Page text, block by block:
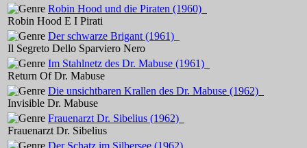
Robin Hood und die Piraten (1960)
Robin Hood E I Pirati
Der schwarze Brigant (1961)
Il Segreto Dello Sparviero Nero
Im Stahlnetz des Dr. Mabuse (1961)
Return Of Dr. Mabuse
Die unsichtbaren Krallen des Dr. Mabuse (1962)
Invisible Dr. Mabuse
Frauenarzt Dr. Sibelius (1962)
Frauenarzt Dr. Sibelius
Der Schatz im Silbersee (1962)